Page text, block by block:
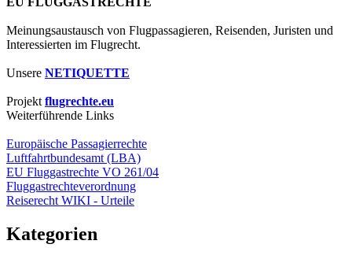
Meinungsaustausch von Flugpassagieren, Reisenden, Juristen und
Interessierten im Flugrecht.
Unsere NETIQUETTE
Projekt flugrechte.eu
Weiterführende Links
Europäische Passagierrechte
Luftfahrtbundesamt (LBA)
EU Fluggastrechte VO 261/04
Fluggastrechteverordnung
Reiserecht WIKI - Urteile
Kategorien